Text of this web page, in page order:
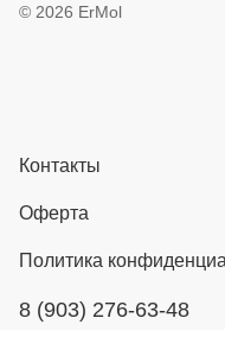
© 2026 ErMol
Контакты
Оферта
Политика
8 (903) 276-63-48